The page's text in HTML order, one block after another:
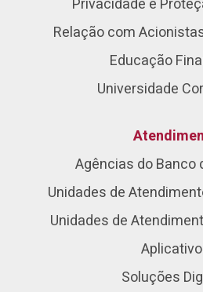
Privacidade e
Relação com
Educação
Universidade
Agências do Banco
Unidades de
Unidades de
Soluções